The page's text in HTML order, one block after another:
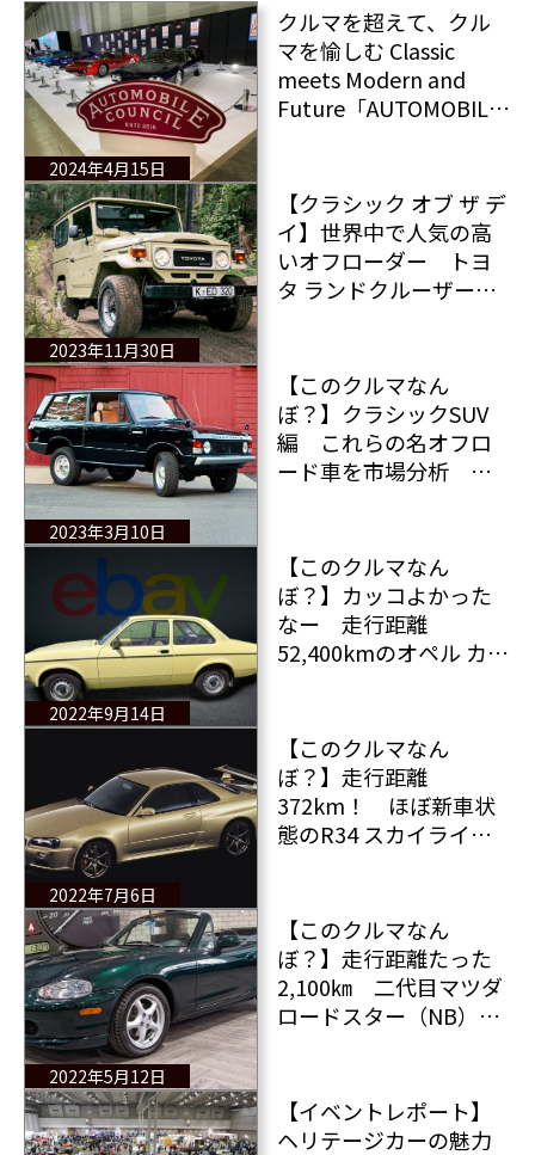
2024年4月15日
クルマを超えて、クル
マを愉しむ Classic
meets Modern and
Future「AUTOMOBILE
2023年11月30日
【クラシック オブ ザ デ
イ】世界中で人気の高
いオフローダー トヨ
タ ランドクルーザー物
2023年3月10日
【このクルマなん
ぼ？】クラシックSUV
編 これらの名オフロ
ード車を市場分析 そ
2022年9月14日
【このクルマなん
ぼ？】カッコよかった
なー 走行距離
52,400kmのオペル カデ
ね（笑）
2022年7月6日
【このクルマなん
ぼ？】走行距離
372km！ ほぼ新車状
態のR34 スカイライン
2022年5月12日
【このクルマなん
ぼ？】走行距離たった
2,100㎞ 二代目マツダ
ロードスター（NB）販
【イベントレポート】
ヘリテージカーの魅力